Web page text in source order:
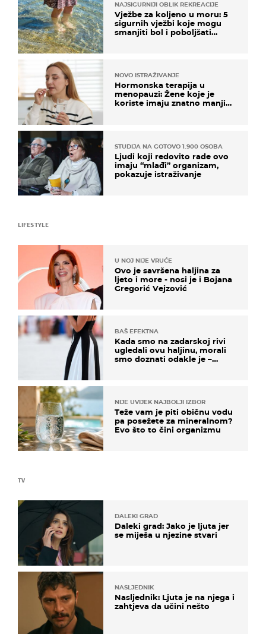
NAJSIGURNIJI OBLIK REKREACIJE
Vježbe za koljeno u moru: 5
sigurnih vježbi koje mogu
smanjiti bol i poboljšati
NOVO ISTRAŽIVANJE
Hormonska terapija u
menopauzi: Žene koje je
koriste imaju znatno manji
STUDIJA NA GOTOVO 1.900 OSOBA
Ljudi koji redovito rade ovo
imaju “mlađi” organizam,
pokazuje istraživanje
TV
DALEKI GRAD
Daleki grad: Jako je ljuta jer
se miješa u njezine stvari
NASLJEDNIK
Nasljednik: Ljuta je na njega i
zahtjeva da učini nešto
LIFESTYLE
U NOJ NIJE VRUĆE
Ovo je savršena haljina za
ljeto i more - nosi je i Bojana
Gregorić Vejzović
BAŠ EFEKTNA
Kada smo na zadarskoj rivi
ugledali ovu haljinu, morali
smo doznati odakle je –
NIJE UVIJEK NAJBOLJI IZBOR
Teže vam je piti običnu vodu
pa posežete za mineralnom?
Evo što to čini organizmu